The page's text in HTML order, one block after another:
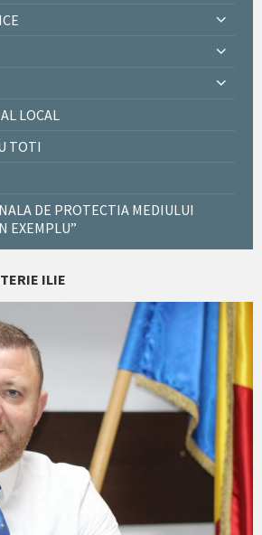
LOCAL
TOTI
DE PROTECTIA MEDIULUI
EXEMPLU”
ILIE